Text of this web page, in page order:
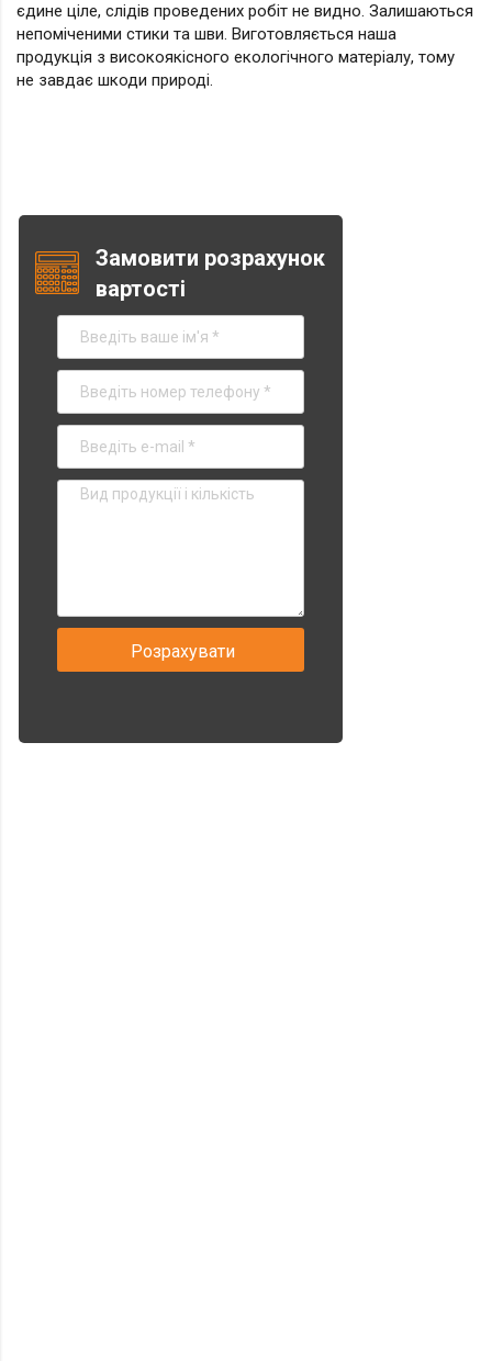
єдине ціле, слідів проведених робіт не видно. Залишаються
непоміченими стики та шви. Виготовляється наша
продукція з високоякісного екологічного матеріалу, тому
не завдає шкоди природі.
Замовити розрахунок
вартості